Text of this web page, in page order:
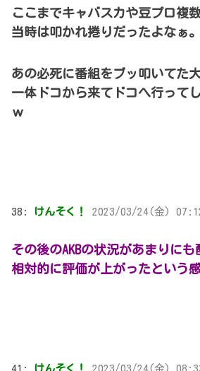
ここまでキャバスカや豆プロ複
当時は叩かれ捲りだったよなぁ｡
あの必死に番組をブッ叩いてた
一体ドコから来てドコへ行って
ｗ
38: けんそく！ 2023/03/24(金)
その後のAKBの状況があまりにも
相対的に評価が上がったという
41: けんそく！ 2023/03/24(金)